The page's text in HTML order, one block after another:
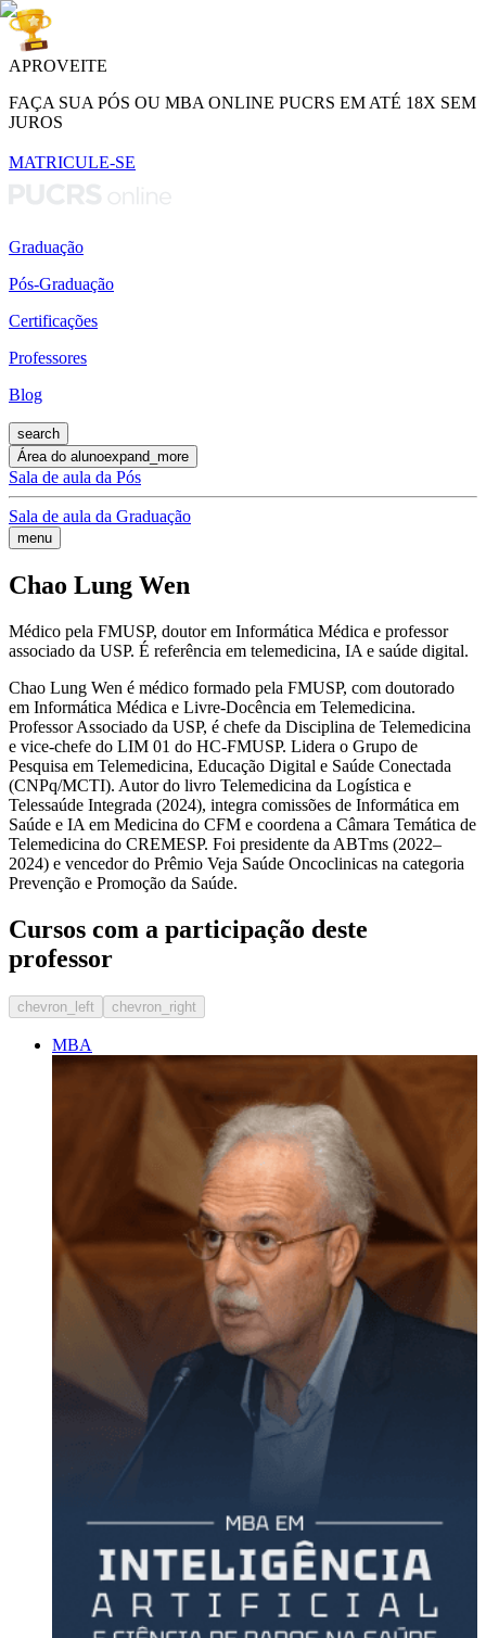
APROVEITE
FAÇA SUA PÓS OU MBA ONLINE PUCRS EM ATÉ 18X SEM
JUROS
MATRICULE-SE
Graduação
Pós-Graduação
Certificações
Professores
Blog
search
Área do alunoexpand_more
Sala de aula da Pós
Sala de aula da Graduação
menu
Chao Lung Wen
Médico pela FMUSP, doutor em Informática Médica e professor
associado da USP. É referência em telemedicina, IA e saúde digital.
Chao Lung Wen é médico formado pela FMUSP, com doutorado
em Informática Médica e Livre-Docência em Telemedicina.
Professor Associado da USP, é chefe da Disciplina de Telemedicina
e vice-chefe do LIM 01 do HC-FMUSP. Lidera o Grupo de
Pesquisa em Telemedicina, Educação Digital e Saúde Conectada
(CNPq/MCTI). Autor do livro Telemedicina da Logística e
Telessaúde Integrada (2024), integra comissões de Informática em
Saúde e IA em Medicina do CFM e coordena a Câmara Temática de
Telemedicina do CREMESP. Foi presidente da ABTms (2022–
2024) e vencedor do Prêmio Veja Saúde Oncoclinicas na categoria
Prevenção e Promoção da Saúde.
Cursos com a participação deste
professor
chevron_left chevron_right
MBA